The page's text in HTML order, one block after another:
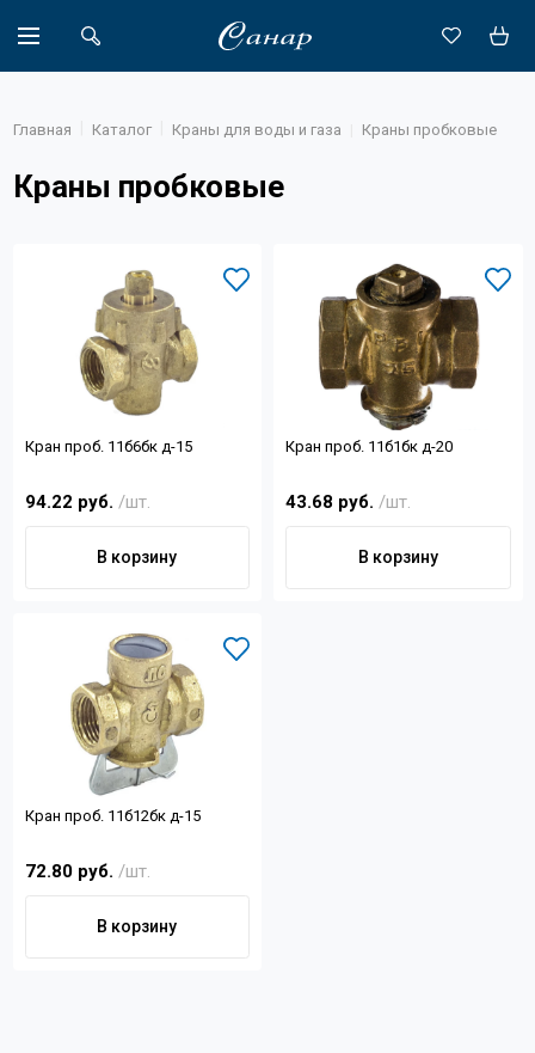
Каталог
О компании
Партнеры
+7 (4822) 32-28-74
info@sanar-tver.ru
Главная Каталог Краны для воды и газа Краны пробковые
Краны пробковые
Кран проб. 11б6бк д-15
94.22 руб. /шт.
В корзину
Кран проб. 11б1бк д-20
43.68 руб. /шт.
В корзину
Кран проб. 11б12бк д-15
72.80 руб. /шт.
В корзину